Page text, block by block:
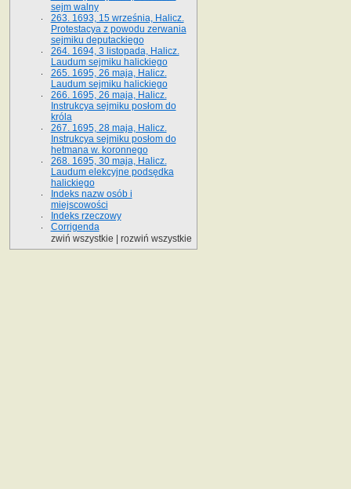
sejm walny
263. 1693, 15 września, Halicz.
Protestacya z powodu zerwania
sejmiku deputackiego
264. 1694, 3 listopada, Halicz.
Laudum sejmiku halickiego
265. 1695, 26 maja, Halicz.
Laudum sejmiku halickiego
266. 1695, 26 maja, Halicz.
Instrukcya sejmiku posłom do
króla
267. 1695, 28 maja, Halicz.
Instrukcya sejmiku posłom do
hetmana w. koronnego
268. 1695, 30 maja, Halicz.
Laudum elekcyjne podsędka
halickiego
Indeks nazw osób i
miejscowości
Indeks rzeczowy
Corrigenda
zwiń wszystkie
rozwiń wszystkie